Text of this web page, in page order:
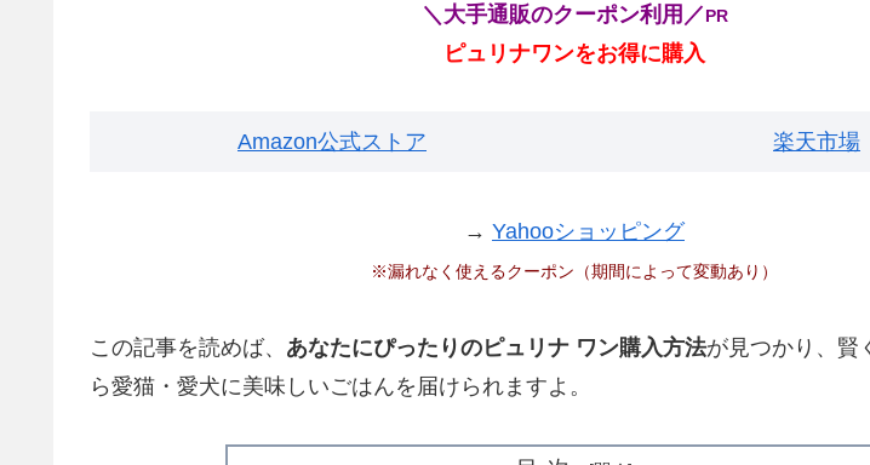
＼大手通販のクーポン利用／PR
ピュリナワンをお得に購入
Amazon公式ストア 楽天市場
→ Yahooショッピング
※漏れなく使えるクーポン（期間によって変動あり）
この記事を読めば、 あなたにぴったりのピュリナ ワン購入方法が見つかり、賢
ら愛猫・愛犬に美味しいごはんを届けられますよ。